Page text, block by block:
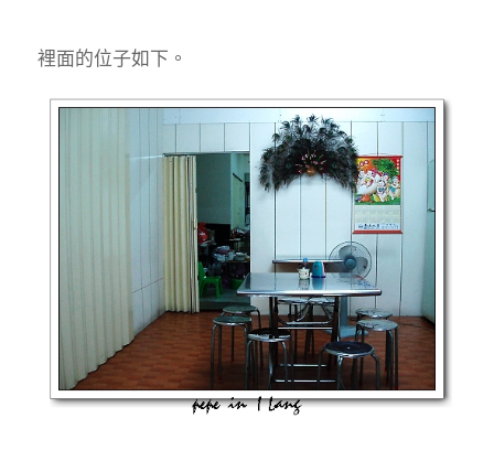
裡面的位子如下。